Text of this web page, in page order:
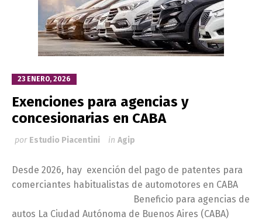
23 ENERO, 2026
Exenciones para agencias y
concesionarias en CABA
por Estudio Piacentini in Agip
Desde 2026, hay exención del pago de patentes para
comerciantes habitualistas de automotores en CABA
Beneficio para agencias de
autos La Ciudad Autónoma de Buenos Aires (CABA)